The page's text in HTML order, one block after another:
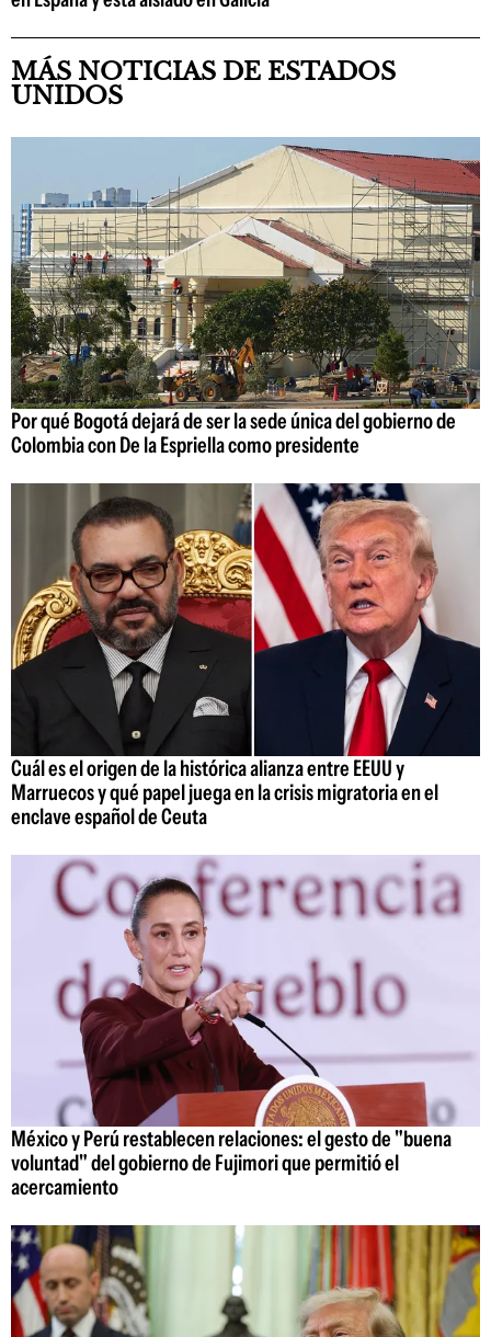
MÁS NOTICIAS DE ESTADOS
UNIDOS
Por qué Bogotá dejará de ser la sede única del gobierno de
Colombia con De la Espriella como presidente
Cuál es el origen de la histórica alianza entre EEUU y
Marruecos y qué papel juega en la crisis migratoria en el
enclave español de Ceuta
México y Perú restablecen relaciones: el gesto de "buena
voluntad" del gobierno de Fujimori que permitió el
acercamiento